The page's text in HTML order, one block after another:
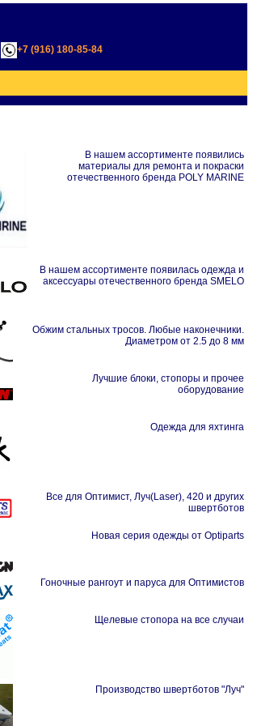
+7 (916) 180-85-84;
В нашем ассортименте появились
материалы для ремонта и покраски
отечественного бренда POLY MARINE
В нашем ассортименте появилась одежда и
аксессуары отечественного бренда SMELO
Обжим стальных тросов. Любые наконечники.
Диаметром от 2.5 до 8 мм
Лучшие блоки, стопоры и прочее
оборудование
Одежда для яхтинга
Все для Оптимист, Луч(Laser), 420 и других
швертботов
Новая серия одежды от Optiparts
Гоночные рангоут и паруса для Оптимистов
Щелевые стопора на все случаи
Производство швертботов "Луч"